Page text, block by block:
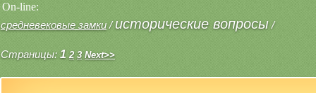
On-line:
средневековые замки/исторические вопросы /
Страницы: 1 2 3 Next>>